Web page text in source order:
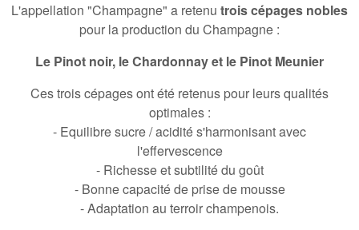
L'appellation "Champagne" a retenu trois cépages nobles
pour la production du Champagne :
Le Pinot noir, le Chardonnay et le Pinot Meunier
Ces trois cépages ont été retenus pour leurs qualités
optimales :
- Equilibre sucre / acidités'harmonisant avec
l'effervescence
- Richesse et subtilité du goût
- Bonne capacité de prise de mousse
- Adaptation au terroir champenois.